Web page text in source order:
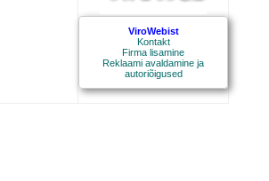
ViroWebist
Kontakt
Firma lisamine
Reklaami avaldamine ja
autoriõigused